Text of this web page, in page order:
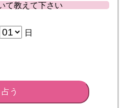
て教えて下さい
日
占う